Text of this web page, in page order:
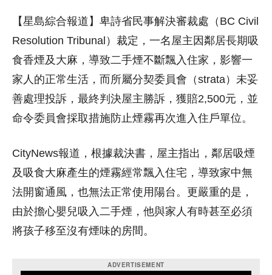
【星島綜合報道】卑詩省民事解決審裁處（BC Civil
Resolution Tribunal）裁定，一名屋主因鄰居長期吸
食香煙及大麻，導致二手煙不斷飄入住家，影響一
家人的正常生活，而所屬分契委員會（strata）未妥
善處理投訴，最終判決屋主勝訴，獲賠2,500元，並
命令委員會採取措施防止煙霧再次進入住戶單位。
CityNews報道，根據裁決書，屋主指出，鄰居吸煙
及吸食大麻產生的煙霧經常飄入住宅，導致家中無
法開窗通風，也無法正常使用陽台。更嚴重的是，
由於擔心嬰兒吸入二手煙，他與家人有時甚至必須
將孩子移至沒有煙味的房間。